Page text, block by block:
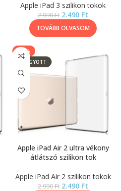
Apple iPad 3 szilikon tokok
2.990Ft 2.490 Ft
TOVÁBB OLVASOM
-17%
ELFOGYOTT
Apple iPad Air 2 ultra vékony
átlátszó szilikon tok
Apple iPad Air 2 szilikon tokok
2.990Ft 2.490 Ft